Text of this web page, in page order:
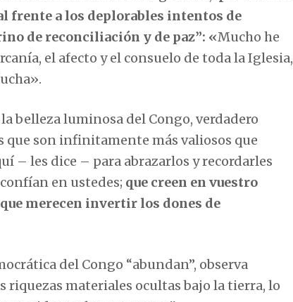
a los deplorables intentos de
de reconciliación y de paz”: «Mucho he
el afecto y el consuelo de toda la Iglesia,
belleza luminosa del Congo, verdadero
que son infinitamente más valiosos que
– les dice – para abrazarlos y recordarles
en ustedes; que creen en vuestro
merecen invertir los dones de
del Congo “abundan”, observa
riquezas materiales ocultas bajo la tierra, lo